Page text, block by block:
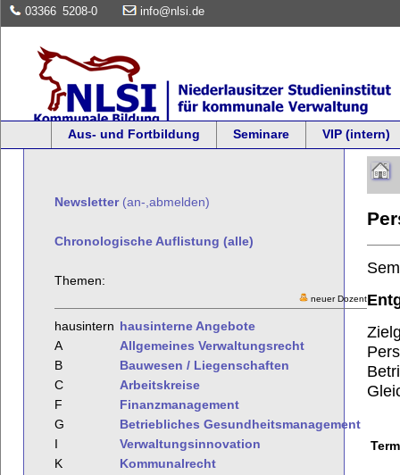
03366 5208-0 info@nlsi.de
Aus- und Fortbildung Seminare VIP (intern)
Newsletter(an-,abmelden)
Chronologische Auflistung (alle)
Themen:
neuer Dozent
hausintern hausinterne Angebote
A
Allgemeines Verwaltungsrecht
B
Bauwesen / Liegenschaften
C
Arbeitskreise
F
Finanzmanagement
G
Betriebliches Gesundheitsmanagement
I
Verwaltungsinnovation
K
Kommunalrecht